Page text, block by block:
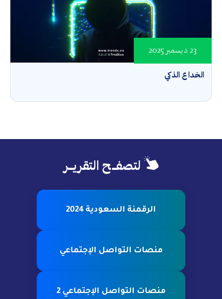
الخداع الذكي
23 ديسمبر 2025
لتصفــح التقريــر
الرقمنة السعودية 2024
منصات التواصل الإجتماعي
منصات التواصل الإجتماعي 2